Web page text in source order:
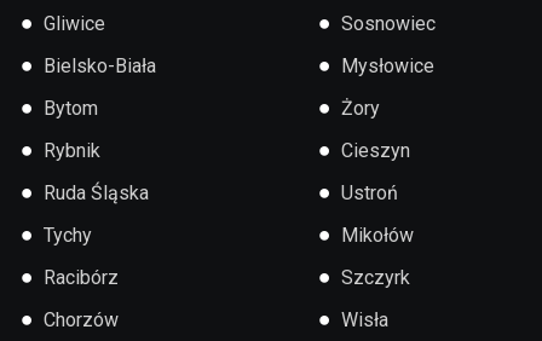
● Gliwice
● Bielsko-Biała
● Bytom
● Rybnik
● Ruda Śląska
● Tychy
● Racibórz
● Chorzów
● Sosnowiec
● Mysłowice
● Żory
● Cieszyn
● Ustroń
● Mikołów
● Szczyrk
● Wisła